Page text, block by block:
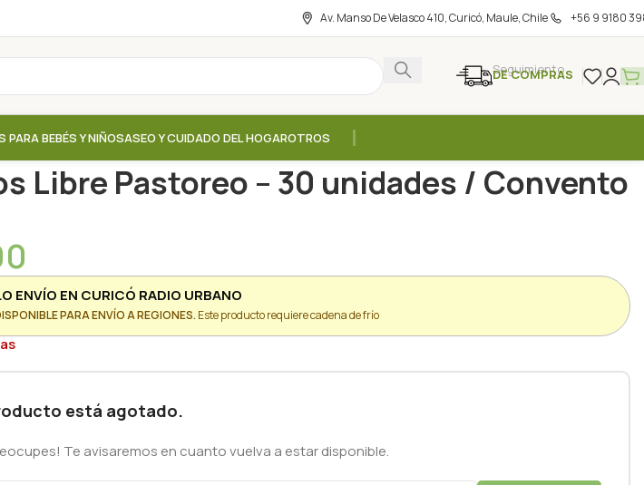
Av. Manso De Velasco 410, Curicó, Maule, Chile +56 9 9180
Seguimiento
DE COMPRAS
PARA BEBÉS Y NIÑOSASEO Y CUIDADO DEL HOGAROTROS
Libre Pastoreo – 30 unidades / Convento
ENVÍO EN CURICÓ RADIO URBANO
PARA ENVÍO A REGIONES. Este producto requiere cadena de frío
está agotado.
Te avisaremos en cuanto vuelva a estar disponible.